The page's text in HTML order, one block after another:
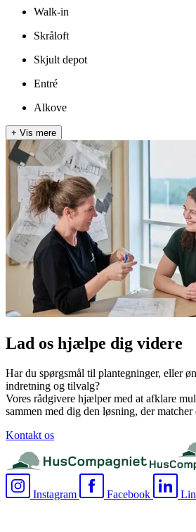
Walk-in
Skråloft
Skjult depot
Entré
Alkove
+ Vis mere
Lad os hjælpe dig videre
Har du spørgsmål til plantegninger, eller
indretning og tilvalg?
Vores rådgivere hjælper med at afklare
sammen med dig den løsning, der
Kontakt os
Instagram Facebook